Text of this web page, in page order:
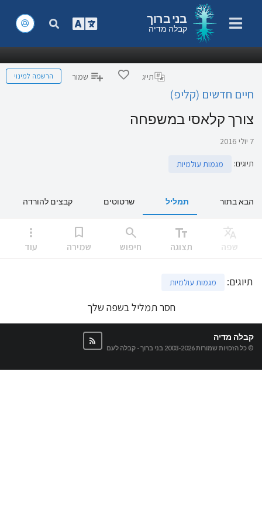
בני ברוך
קבלה מדיה
תייג שמור הרשמה למינוי
חיים חדשים (קליפ)
צורך קלאסי במשפחה
7 יולי 2016
תיוגים: מגמות עולמיות
הבא בתור תמליל שרטוטים קבצים להורדה
Translate
שפה
text_fields
תצוגה
search
חיפוש
bookmark
שמירה
more_vert
עוד
תיוגים: מגמות עולמיות
חסר תמליל בשפה שלך
קבלה מדיה
© כל הזכויות שמורות 2003-2026 בני ברוך - קבלה לעם